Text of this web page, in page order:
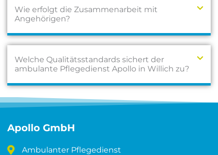
Wie erfolgt die Zusammenarbeit mit
Angehörigen?
Welche Qualitätsstandards sichert der
ambulante Pflegedienst Apollo in Willich zu?
Apollo GmbH
Ambulanter Pflegedienst